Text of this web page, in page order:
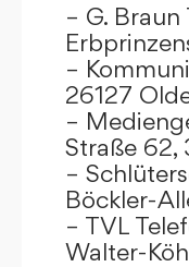
– G.
–
26127
–
Straße 62,
–
Böckler-
– TVL
Walter-